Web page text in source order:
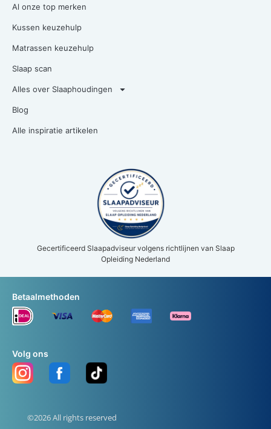
Al onze top merken
Kussen keuzehulp
Matrassen keuzehulp
Slaap scan
Alles over Slaaphoudingen
Blog
Alle inspiratie artikelen
Gecertificeerd Slaapadviseur volgens richtlijnen van Slaap
Opleiding Nederland
©2026 All rights reserved
Volg ons
Betaalmethoden